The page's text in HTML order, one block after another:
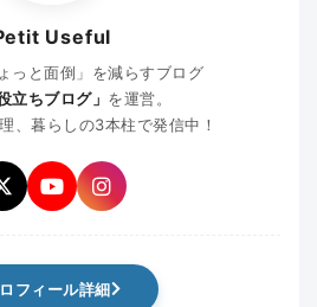
Useful
っと面倒」を減らすブログ
立ちブログ」 を運営。
、暮らしの3本柱で発信中！
フィール詳細